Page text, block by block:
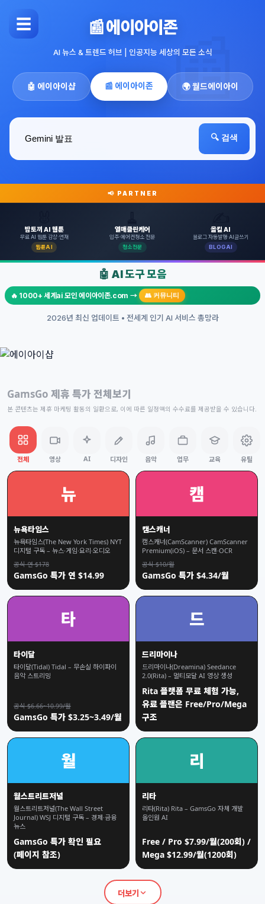
☰ 📰 에이아이존
AI 뉴스 & 트렌드 허브 | 인공지능 세상의 모든 소식
🤖 에이아이샵 📰 에이아이존 🌍 월드에이아이
🔍 검색
📢 PARTNER
밤토끼 AI 웹툰
무료 AI 웹툰 감상·연재
웹툰AI
열매클린케어
입주·에어컨청소 전문
청소전문
올킬 AI
블로그 자동발행·AI글쓰기
BLOGAI
🤖 AI 도구 모음
🔥 1000+ 세계ai 모인 에이아이존.com → 👥 커뮤니티
2026년 최신 업데이트 • 전세계 인기 AI 서비스 총망라
GamsGo 제휴 특가 전체보기
본 콘텐츠는 제휴 마케팅 활동의 일환으로, 이에 따른 일정액의 수수료를 제공받을 수 있습니다.
전체 영상 AI 디자인 음악 업무 교육 유틸
뉴
뉴욕타임스
뉴욕타임스(The New York Times) NYT
디지털 구독 – 뉴스·게임·요리·오디오
공식 연 $178
GamsGo 특가 연 $14.99
캠
캠스캐너
캠스캐너(CamScanner) CamScanner
Premium(iOS) – 문서 스캔·OCR
공식 $10/월
GamsGo 특가 $4.34/월
타
타이달
타이달(Tidal) Tidal – 무손실 하이파이
음악 스트리밍
공식 $6.66~10.99/월
GamsGo 특가 $3.25~3.49/월
드
드리마이나
드리마이나(Dreamina) Seedance
2.0(Rita) – 멀티모달 AI 영상 생성
Rita 플랫폼 무료 체험 가능,
유료 플랜은 Free/Pro/Mega
구조
월
월스트리트저널
월스트리트저널(The Wall Street
Journal) WSJ 디지털 구독 – 경제·금융
뉴스
GamsGo 특가 확인 필요
(페이지 참조)
리
리타
리타(Rita) Rita – GamsGo 자체 개발
올인원 AI
Free / Pro $7.99/월(200회) /
Mega $12.99/월(1200회)
더보기